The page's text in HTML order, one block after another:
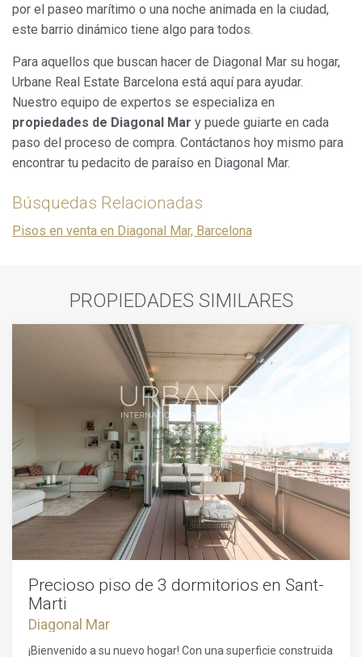
por el paseo marítimo o una noche animada en la ciudad,
este barrio dinámico tiene algo para todos.
Para aquellos que buscan hacer de Diagonal Mar su hogar,
Urbane Real Estate Barcelona está aquí para ayudar.
Nuestro equipo de expertos se especializa en
propiedades de Diagonal Mar y puede guiarte en cada
paso del proceso de compra. Contáctanos hoy mismo para
encontrar tu pedacito de paraíso en Diagonal Mar.
Búsquedas Relacionadas
Pisos en venta en Diagonal Mar, Barcelona
PROPIEDADES SIMILARES
Precioso piso de 3 dormitorios en Sant-
Marti
Diagonal Mar
¡Bienvenido a su nuevo hogar! Con una superficie construida